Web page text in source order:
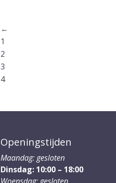
←
1
2
3
4
Openingstijden
Maandag: gesloten
Dinsdag: 10:00 – 18:00